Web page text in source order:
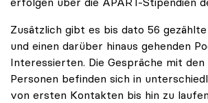
Zusätzlich gibt es bis dato 56
und einen darüber hinaus gehenden
Interessierten. Die Gespräche mit
Personen befinden sich in
von ersten Kontakten bis hin zu